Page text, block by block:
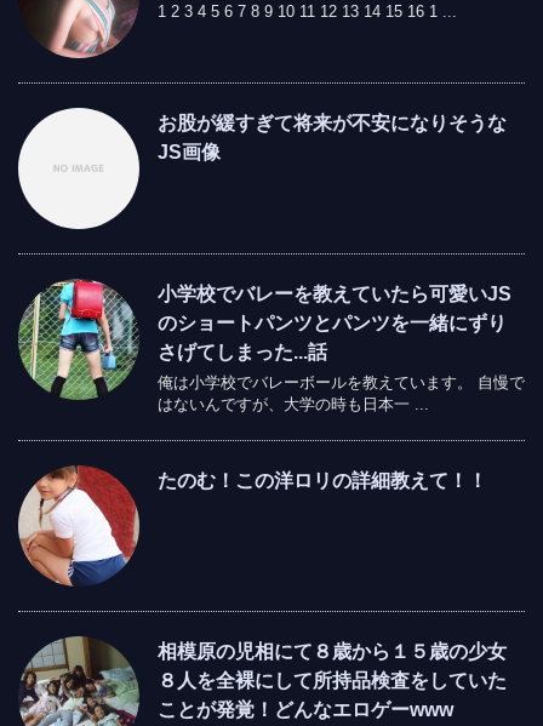
1 2 3 4 5 6 7 8 9 10 11 12 13 14 15 16 1 ...
お股が緩すぎて将来が不安になりそうな
JS画像
小学校でバレーを教えていたら可愛いJS
のショートパンツとパンツを一緒にずり
さげてしまった...話
俺は小学校でバレーボールを教えています。 自慢で
はないんですが、大学の時も日本一 ...
たのむ！この洋ロリの詳細教えて！！
相模原の児相にて８歳から１５歳の少女
８人を全裸にして所持品検査をしていた
ことが発覚！どんなエロゲーwww